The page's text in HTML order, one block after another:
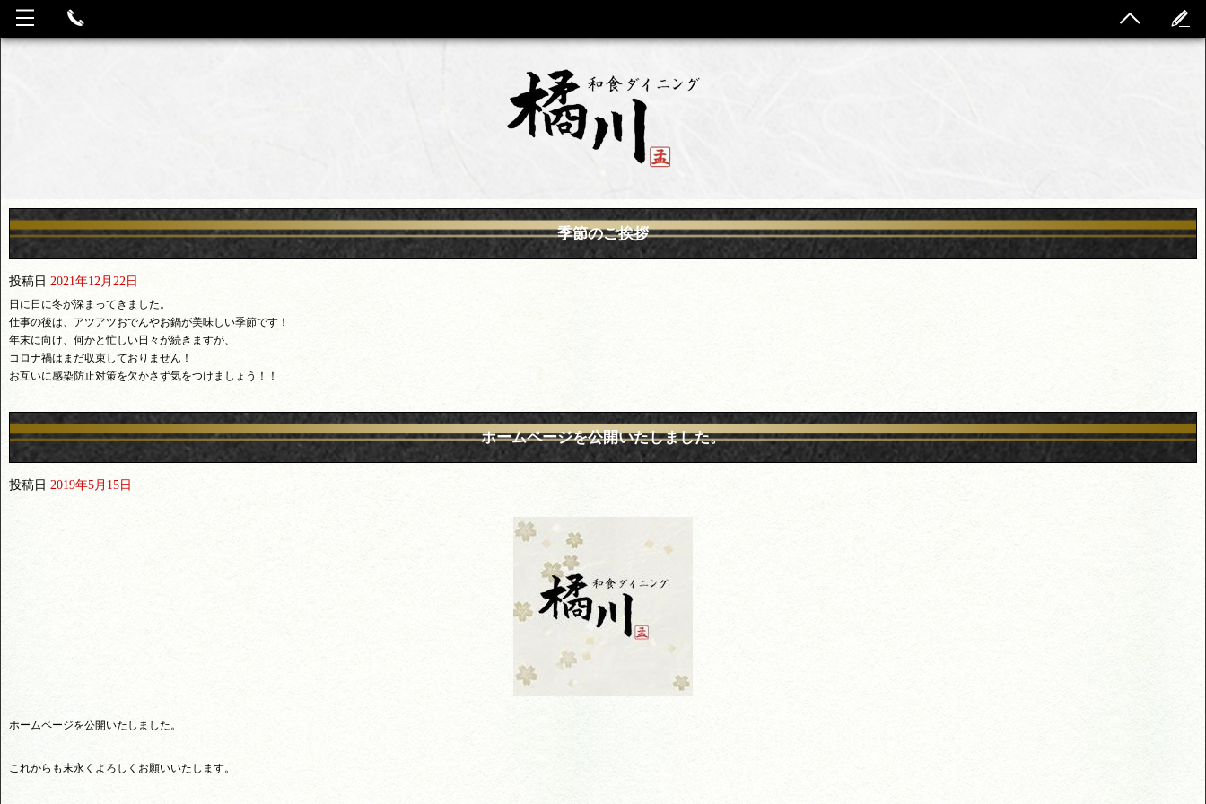
季節のご挨拶
投稿日 2021年12月22日
日に日に冬が深まってきました。
仕事の後は、アツアツおでんやお鍋が美味しい季節です！
年末に向け、何かと忙しい日々が続きますが、
コロナ禍はまだ収束しておりません！
お互いに感染防止対策を欠かさず気をつけましょう！！
ホームページを公開いたしました。
投稿日 2019年5月15日
ホームページを公開いたしました。
これからも末永くよろしくお願いいたします。